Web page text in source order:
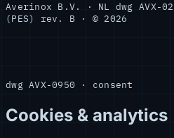
Averinox B.V. · NL dwg AVX-
(PES)
rev. B · © 2026
dwg AVX-0950 · consent
Cookies & analytics